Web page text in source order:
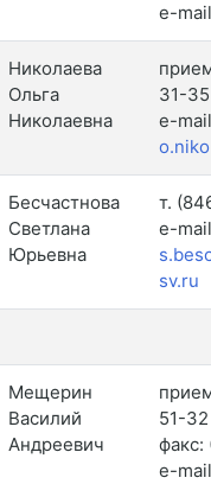
e-
Николаева
Ольга
Николаевна
31-35
e-
Бесчастнова
Светлана
Юрьевна
т.
e-
sv.ru
Мещерин
Василий
Андреевич
51-32
e-